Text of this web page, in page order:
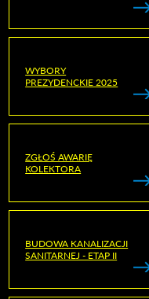
WYBORY
PREZYDENCKIE 2025
ZGŁOŚ AWARIĘ
KOLEKTORA
BUDOWA KANALIZACJI
SANITARNEJ - ETAP II